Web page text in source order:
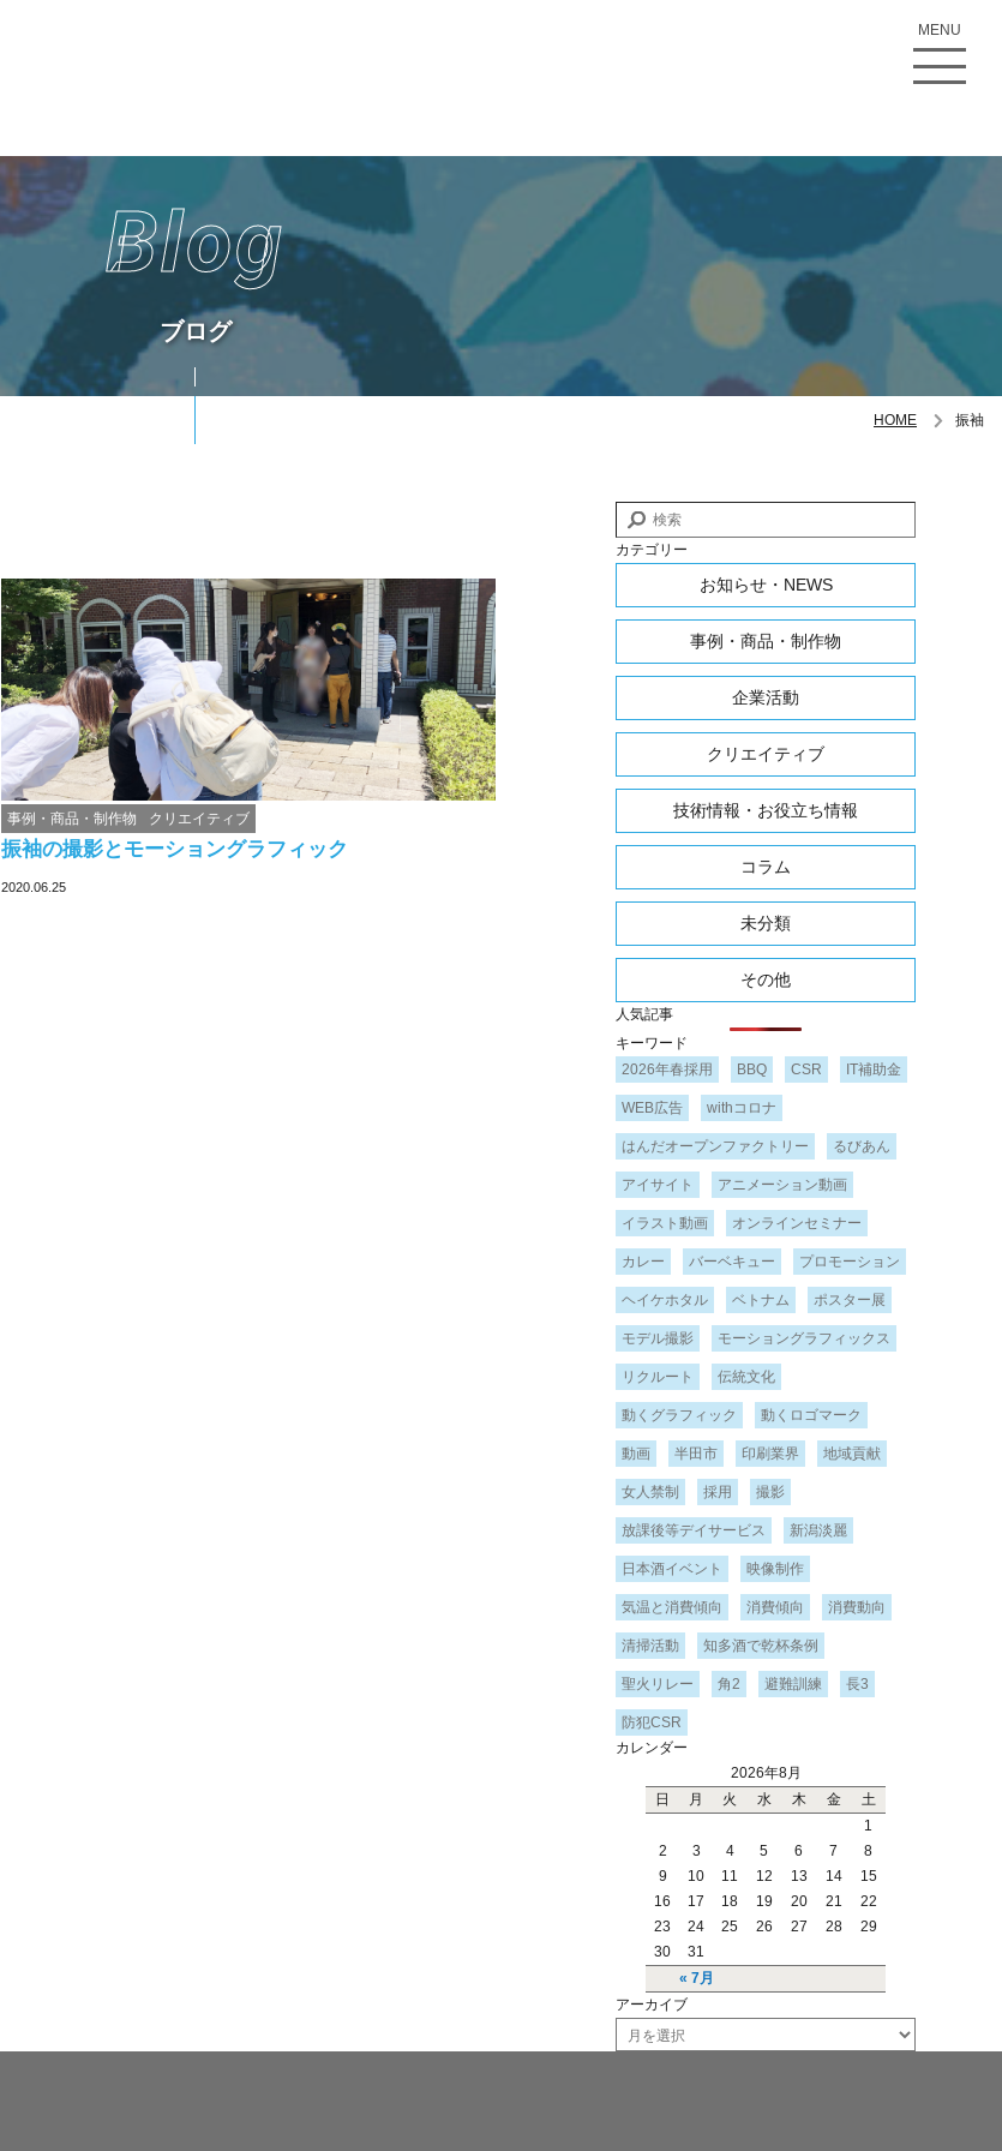
MENU
Blog
ブログ
HOME 振袖
振袖の撮影とモーショングラフィック
事例・商品・制作物 クリエイティブ
2020.06.25
カテゴリー
お知らせ・NEWS
事例・商品・制作物
企業活動
クリエイティブ
技術情報・お役立ち情報
コラム
未分類
その他
人気記事
キーワード
2026年春採用
BBQ CSR IT補助金
WEB広告 withコロナ
はんだオープンファクトリー るびあん
アイサイト アニメーション動画
イラスト動画 オンラインセミナー
カレー バーベキュー プロモーション
ヘイケホタル ベトナム ポスター展
モデル撮影 モーショングラフィックス
リクルート 伝統文化
動くグラフィック 動くロゴマーク
動画 半田市 印刷業界 地域貢献
女人禁制 採用 撮影
放課後等デイサービス 新潟淡麗
日本酒イベント 映像制作
気温と消費傾向 消費傾向 消費動向
清掃活動 知多酒で乾杯条例
聖火リレー 角2 避難訓練 長3
防犯CSR
カレンダー
2026年8月
日
月 火 水 木 金 土
« 7月
1
2
3 4 5 6 7
8
9
10 11 12 13 14
15
16
17 18 19 20 21
22
23
24 25 26 27 28
29
30
31
アーカイブ
ー